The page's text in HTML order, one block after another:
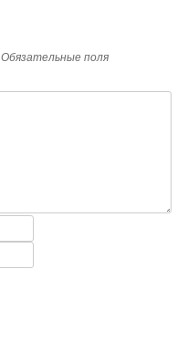
Обязательные поля